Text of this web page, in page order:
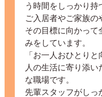
う時間をしっかり持
ご入居者やご家族の
その目標に向かって
みをしています。
「お一人おひとり
人の生活に寄り添い
な職場です。
先輩スタッフがしっ